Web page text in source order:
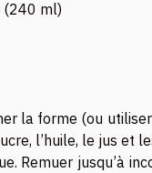
(240 ml)
la forme (ou
l’huile, le jus et
Remuer jusqu’à